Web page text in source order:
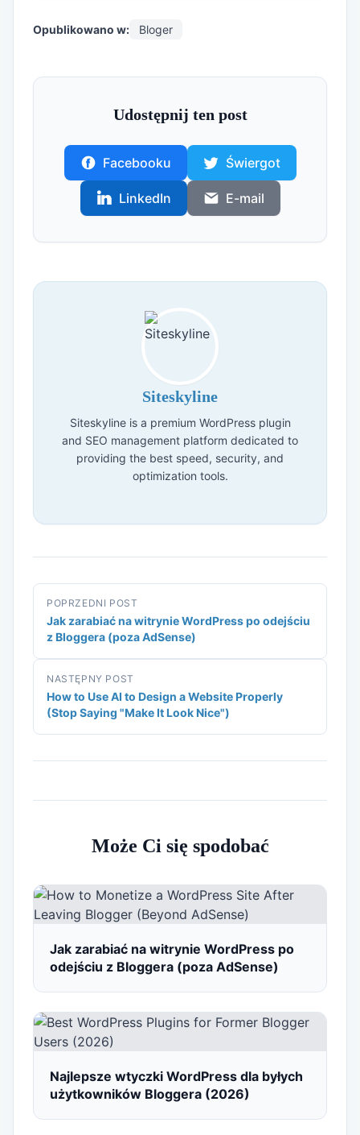
Opublikowano w: Bloger
Udostępnij ten post
Facebooku Świergot
LinkedIn E-mail
Siteskyline
Siteskyline is a premium WordPress plugin
and SEO management platform dedicated to
providing the best speed, security, and
optimization tools.
POPRZEDNI POST
Jak zarabiać na witrynie WordPress po odejściu
z Bloggera (poza AdSense)
NASTĘPNY POST
How to Use AI to Design a Website Properly
(Stop Saying "Make It Look Nice")
Może Ci się spodobać
Jak zarabiać na witrynie WordPress po
odejściu z Bloggera (poza AdSense)
Najlepsze wtyczki WordPress dla byłych
użytkowników Bloggera (2026)